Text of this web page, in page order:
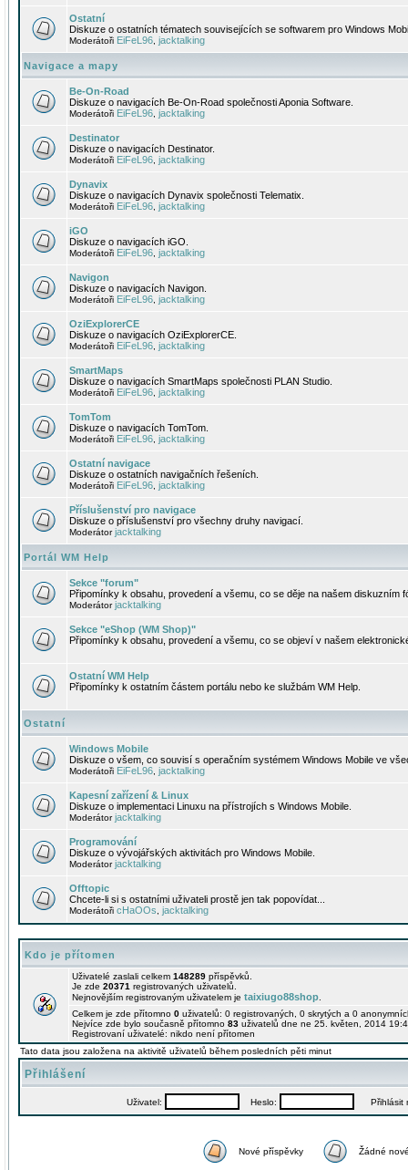
Ostatní
Diskuze o ostatních tématech souvisejících se softwarem pro Windows
Moderátoři EiFeL96 jacktalking
Navigace a mapy
Be-On-Road
Diskuze o navigacích Be-On-Road společnosti Aponia Software.
Moderátoři EiFeL96 jacktalking
Destinator
Diskuze o navigacích Destinator.
Moderátoři EiFeL96 jacktalking
Dynavix
Diskuze o navigacích Dynavix společnosti Telematix.
Moderátoři EiFeL96 jacktalking
iGO
Diskuze o navigacích iGO.
Moderátoři EiFeL96 jacktalking
Navigon
Diskuze o navigacích Navigon.
Moderátoři EiFeL96 jacktalking
OziExplorerCE
Diskuze o navigacích OziExplorerCE.
Moderátoři EiFeL96 jacktalking
SmartMaps
Diskuze o navigacích SmartMaps společnosti PLAN Studio.
Moderátoři EiFeL96 jacktalking
TomTom
Diskuze o navigacích TomTom.
Moderátoři EiFeL96 jacktalking
Ostatní navigace
Diskuze o ostatních navigačních řešeních.
Moderátoři EiFeL96 jacktalking
Příslušenství pro navigace
Diskuze o příslušenství pro všechny druhy navigací.
Moderátorjacktalking
Portál WM Help
Sekce "forum"
Připomínky k obsahu, provedení a všemu, co se děje na našem diskuzním
Moderátorjacktalking
Sekce "eShop (WM Shop)"
Připomínky k obsahu, provedení a všemu, co se objeví v našem
Ostatní WM Help
Připomínky k ostatním částem portálu nebo ke službám WM Help.
Ostatní
Windows Mobile
Diskuze o všem, co souvisí s operačním systémem Windows Mobile ve
Moderátoři EiFeL96 jacktalking
Kapesní zařízení & Linux
Diskuze o implementaci Linuxu na přístrojích s Windows Mobile.
Moderátorjacktalking
Programování
Diskuze o vývojářských aktivitách pro Windows Mobile.
Moderátorjacktalking
Offtopic
Chcete-li si s ostatními uživateli prostě jen tak popovídat...
Moderátoři cHaOOs jacktalking
Kdo je přítomen
Uživatelé zaslali celkem 148289 příspěvků.
Je zde 20371 registrovaných uživatelů.
Nejnovějším registrovaným uživatelem je taixiugo88shop
Celkem je zde přítomno 0 uživatelů: 0 registrovaných, 0 skrytých a 0
Nejvíce zde bylo současně přítomno 83 uživatelů dne ne 25. květen, 2014
Registrovaní uživatelé: nikdo není přítomen
Tato data jsou založena na aktivitě uživatelů během posledních pěti minut
Přihlášení
Uživatel: Heslo: Přihlásit
Nové příspěvky Žádné